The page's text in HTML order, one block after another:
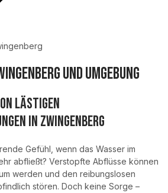
und Umgebung
lästigen
in Zwingenberg
Gefühl, wenn das Wasser im
abfließt? Verstopfte Abflüsse können
werden und den reibungslosen
stören. Doch keine Sorge –